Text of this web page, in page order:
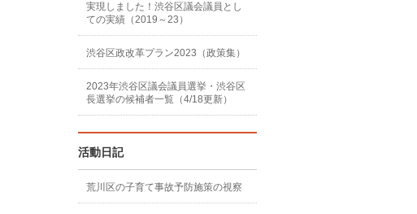
実現しました！渋谷区議会議員とし
ての実績（2019～23）
渋谷区政改革プラン2023（政策集）
2023年渋谷区議会議員選挙・渋谷区
長選挙の候補者一覧（4/18更新）
活動日記
荒川区の子育て事故予防施策の視察